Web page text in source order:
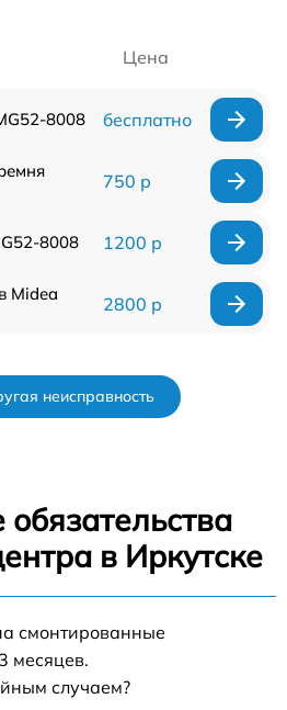
Цена
8008 бесплатно
750 р
8008 1200 р
Midea
2800 р
неисправность
в Иркутске
смонтированные
месяцев.
случаем?